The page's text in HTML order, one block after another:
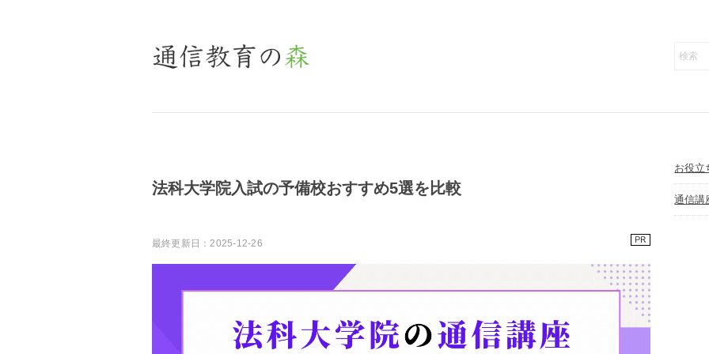
法科大学院入試の予備校おすすめ5選を比較
最終更新日：2025-12-26
お役立
通信講